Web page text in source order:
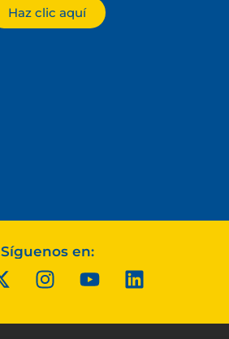
Haz clic aquí
Síguenos en: